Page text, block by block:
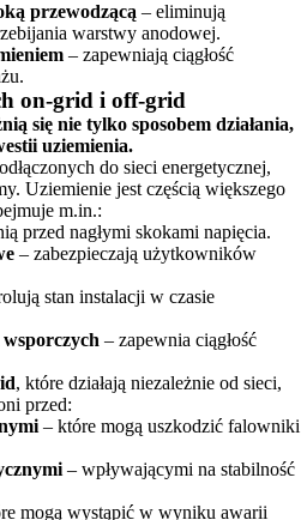
przewodzącą – eliminują
warstwy anodowej.
– zapewniają ciągłość
on-grid i off-grid
się nie tylko sposobem działania,
uziemienia.
do sieci energetycznej,
Uziemienie jest częścią większego
m.in.:
przed nagłymi skokami napięcia.
– zabezpieczają użytkowników
stan instalacji w czasie
– zapewnia ciągłość
, które działają niezależnie od sieci,
przed:
– które mogą uszkodzić falowniki
– wpływającymi na stabilność
mogą wystąpić w wyniku awarii